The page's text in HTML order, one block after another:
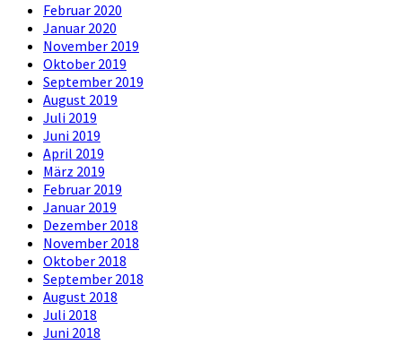
Februar 2020
Januar 2020
November 2019
Oktober 2019
September 2019
August 2019
Juli 2019
Juni 2019
April 2019
März 2019
Februar 2019
Januar 2019
Dezember 2018
November 2018
Oktober 2018
September 2018
August 2018
Juli 2018
Juni 2018